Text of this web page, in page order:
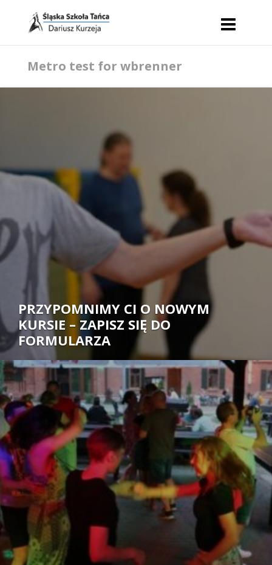
Metro test for wbrenner
PRZYPOMNIMY CI O NOWYM
KURSIE – ZAPISZ SIĘ DO
FORMULARZA
Autor: